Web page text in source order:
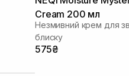
Cream 200 мл
Незмивний крем для
блиску
575₴